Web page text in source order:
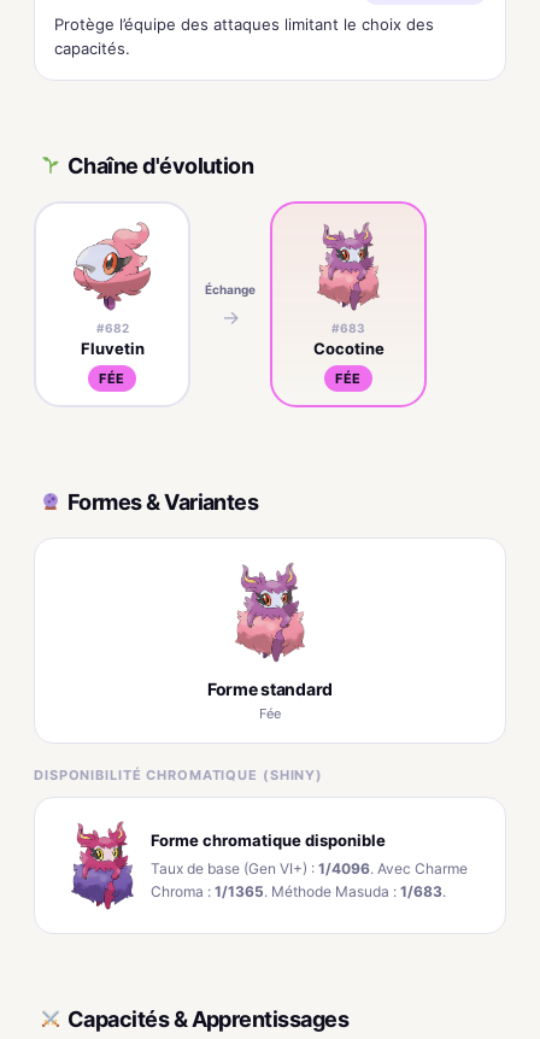
Protège l’équipe des attaques limitant le choix des
capacités.
Chaîne d'évolution
#682
Fluvetin
FÉE
Échange
→ #683
Cocotine
FÉE
Formes & Variantes
Forme standard
Fée
DISPONIBILITÉ CHROMATIQUE (SHINY)
Forme chromatique disponible
Taux de base (Gen VI+) : 1/4096. Avec Charme
Chroma : 1/1365. Méthode Masuda : 1/683.
Capacités & Apprentissages